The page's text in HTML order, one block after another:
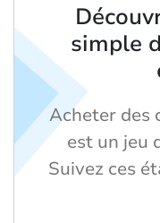
simple
Acheter des
est un jeu
Suivez ces